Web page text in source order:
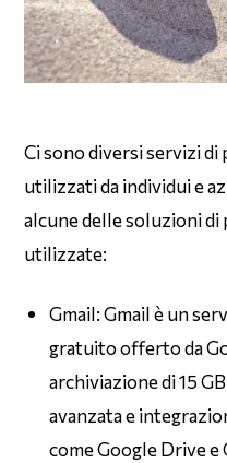
Ci sono diversi servizi
utilizzati da individui e
alcune delle soluzioni
utilizzate:
Gmail: Gmail è un
gratuito offerto da
archiviazione di 15
avanzata e
come Google Drive e